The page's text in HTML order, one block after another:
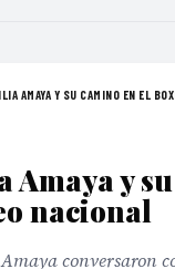
AMAYA Y SU CAMINO EN EL
Amaya y
nacional
conversaron